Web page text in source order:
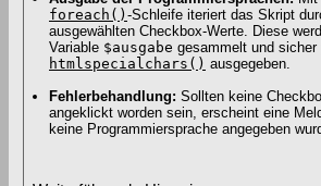
foreach() -Schleife iteriert das Skript
ausgewählten Checkbox-Werte. Diese
Variable $ausgabe gesammelt und sicher
htmlspecialchars() ausgegeben.
Fehlerbehandlung: Sollten keine
angeklickt worden sein, erscheint eine
keine Programmiersprache angegeben